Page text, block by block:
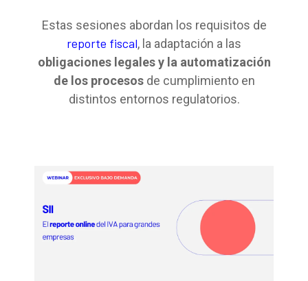
Estas sesiones abordan los requisitos de
reporte fiscal, la adaptación a las
obligaciones legales y la automatización
de los procesosde cumplimiento en
distintos entornos regulatorios.